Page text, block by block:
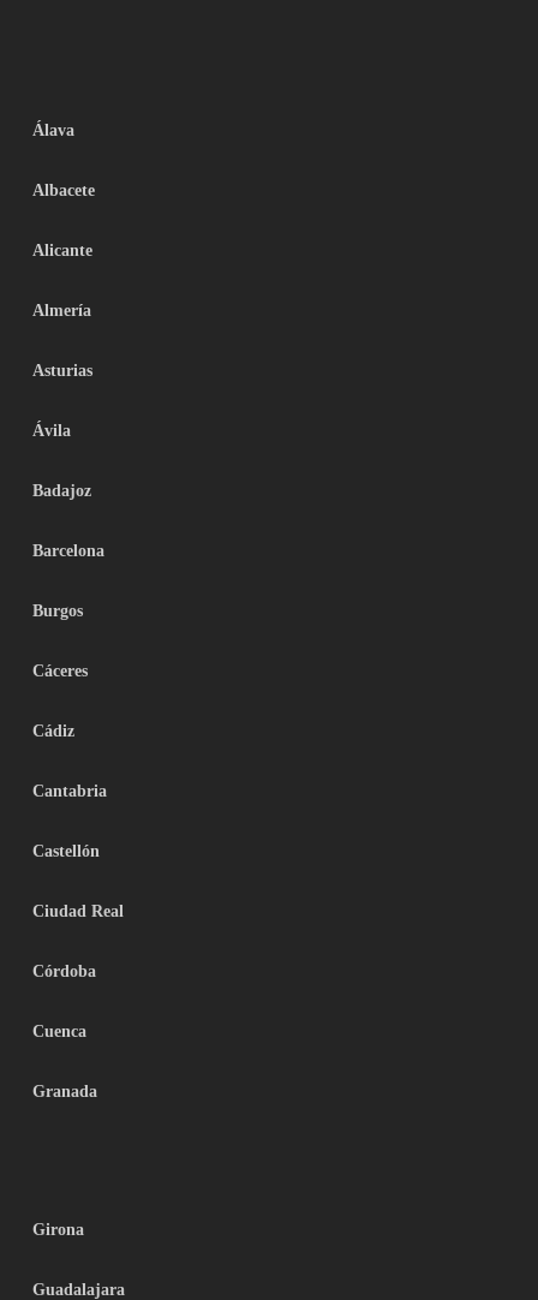
Álava
Albacete
Alicante
Almería
Asturias
Ávila
Badajoz
Barcelona
Burgos
Cáceres
Cádiz
Cantabria
Castellón
Ciudad Real
Córdoba
Cuenca
Granada
Girona
Guadalajara